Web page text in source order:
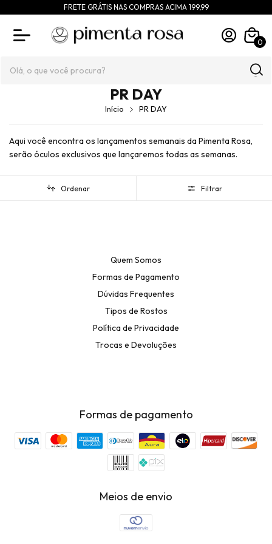
FRETE GRÁTIS NAS COMPRAS ACIMA 199,99
0
PR DAY
Início PR DAY
Aqui você encontra os lançamentos semanais da Pimenta Rosa,
serão óculos exclusivos que lançaremos todas as semanas.
Ordenar Filtrar
Quem Somos
Formas de Pagamento
Dúvidas Frequentes
Tipos de Rostos
Política de Privacidade
Trocas e Devoluções
Formas de pagamento
Meios de envio